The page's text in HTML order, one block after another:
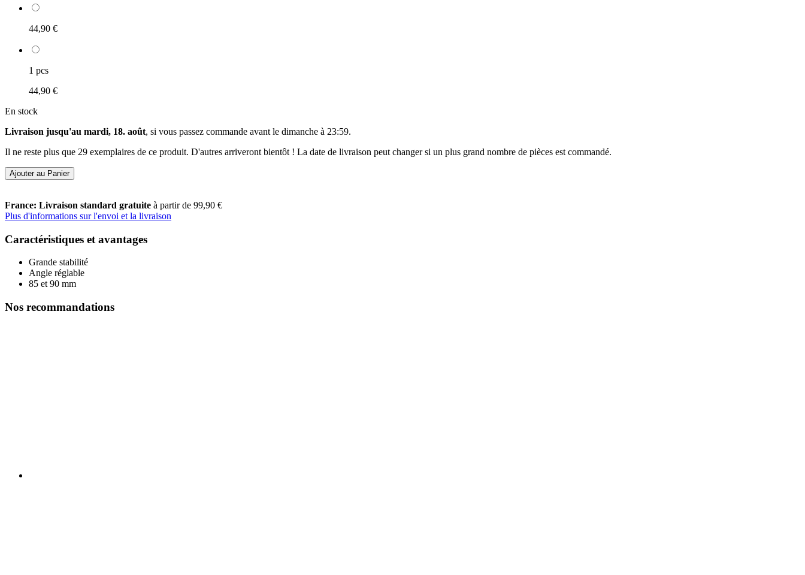
44,90 €
1 pcs
44,90 €
En stock
Livraison jusqu'au mardi, 18. août, si vous passez commande avant le dimanche à 23:59.
Il ne reste plus que 29 exemplaires de ce produit. D'autres arriveront bientôt ! La date de livraison peut changer si un plus grand nombre de pièces est commandé.
Ajouter au Panier
France: Livraison standard gratuite à partir de 99,90 €
Plus d'informations sur l'envoi et la livraison
Caractéristiques et avantages
Grande stabilité
Angle réglable
85 et 90 mm
Nos recommandations